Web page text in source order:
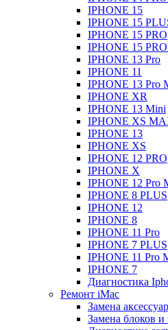
IPHONE 15
IPHONE 15
IPHONE 15 PRO
IPHONE 15
IPHONE 13 Pro
IPHONE 11
IPHONE 13 Pro
IPHONE XR
IPHONE 13 Mini
IPHONE XS
IPHONE 13
IPHONE XS
IPHONE 12 PRO
IPHONE X
IPHONE 12 Pro
IPHONE 8 PLUS
IPHONE 12
IPHONE 8
IPHONE 11 Pro
IPHONE 7 PLUS
IPHONE 11 Pro
IPHONE 7
Диагностика
Ремонт iMac
Замена
Замена блоков